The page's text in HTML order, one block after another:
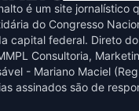
é um site jornalístico
do Congresso
capital federal. Direto
Consultoria,
- Mariano Maciel
assinados sāo de